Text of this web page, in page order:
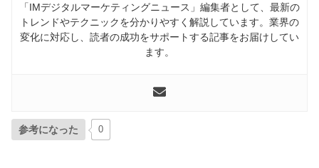
「IMデジタルマーケティングニュース」編集者として、最新の
トレンドやテクニックを分かりやすく解説しています。業界の
変化に対応し、読者の成功をサポートする記事をお届けしてい
ます。
参考になった 0